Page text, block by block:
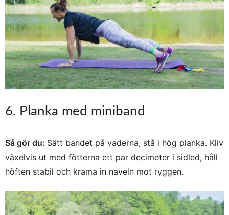
6. Planka med miniband
Så gör du: Sätt bandet på vaderna, stå i hög planka. Kliv
växelvis ut med fötterna ett par decimeter i sidled, håll
höften stabil och krama in naveln mot ryggen.